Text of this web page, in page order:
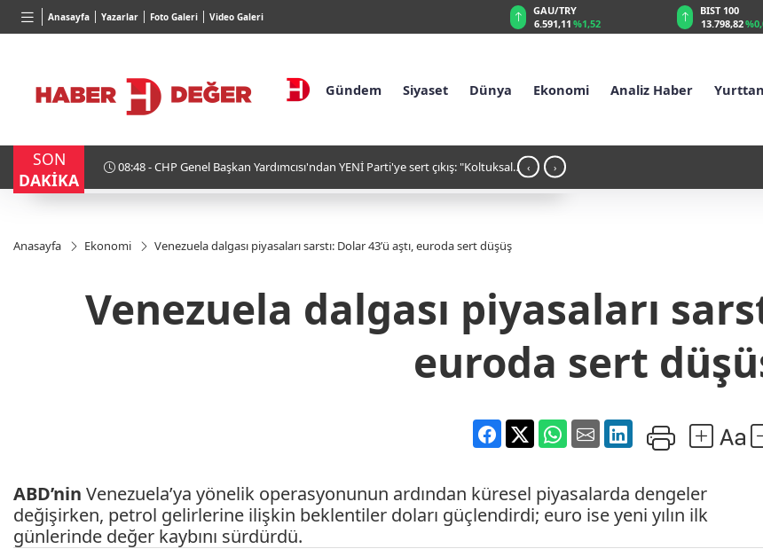
Anasayfa Yazarlar Foto Galeri Video Galeri
TND
16,2354%-0,04
BGN
27,9743 %-0,22
GAU/TRY
6.591,11 %1,52
BIST 100
13.798,82
Gündem Siyaset Dünya Ekonomi Analiz Haber
SON
DAKİKA
08:48 - CHP Genel Başkan Yardımcısı'ndan YENİ Parti'ye sert çıkış: "Koltuksal ‹ ›
Anasayfa Ekonomi Venezuela dalgası piyasaları sarstı: Dolar 43’ü aştı, euroda sert düşüş
Venezuela dalgası piyasaları
euroda sert
ABD’nin Venezuela’ya yönelik operasyonunun ardından küresel piyasalarda dengeler
değişirken, petrol gelirlerine ilişkin beklentiler doları güçlendirdi; euro ise yeni yılın ilk
günlerinde değer kaybını sürdürdü.